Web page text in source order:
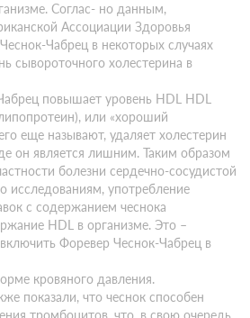
Соглас- но данным,
Ассоциации Здоровья
Чабрец в некоторых случаях
сывороточного холестерина в
повышает уровень HDL HDL
или «хороший
еще называют, удаляет холестерин
он является лишним. Таким образом
болезни сердечно-сосудистой
исследованиям, употребление
с содержанием чеснока
HDL в организме. Это –
Форевер Чеснок-Чабрец в
кровяного давления.
показали, что чеснок способен
тромбоцитов, что, в свою очередь,